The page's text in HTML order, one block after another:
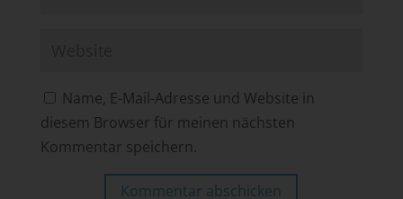
Name, E-Mail-Adresse und Website in
diesem Browser für meinen nächsten
Kommentar speichern.
Kommentar abschicken